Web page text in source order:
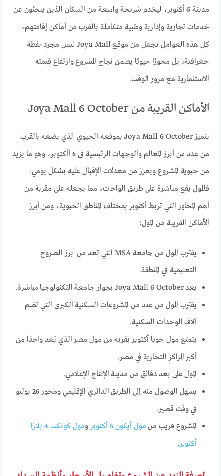
مدينة 6 أكتوبر، ليخدم شريحة واسعة من السكان الذين يبحثون عن
خدمات تجارية وإدارية وطبية متكاملة بالقرب من أماكن إقامتهم،
كل هذه العوامل تجعل من موقع Joya Mall ليس مجرد نقطة
جغرافية، بل محورًا حيويًا يضمن نجاح المشروع وارتفاع قيمته
الاستثمارية مع مرور الوقت.
الأماكن القريبة من Joya Mall 6 October
يتميز Joya Mall 6 October بموقعه الحيوي الذي يضعه بالقرب
من عدد من أبرز المعالم والوجهات الرئيسية في 6 أأكتوبر، وهو ما يزيد
من حيوية المشروع ويعزز من معدلات الإقبال عليه بشكل يومي.
فالمول يقع مباشرة على طريق الواحات، مما يجعله على مقربة من
أهم المحاور التي تربط أكتوبر بمختلف المناطق الحيوية، ومن أبرز
الأماكن القريبة من المول:
يقترب المول من جامعة MSA التي تعد من أبرز الصروح
التعليمية في المنطقة.
يعد Joya Mall 6 October بجوار جامعة التكنولوجيا مباشرة.
يقترب المول من عدد من المشروعات السكنية الكبرى التي تضم
آلاف الوحدات السكنية.
يتمتع مول جويا أكتوبر بقربه من مول مصر الذي يُعد واحدًا من
أكبر المراكز التجارية في مصر.
المول على بعد دقائق من مدينة الإنتاج الإعلامي.
يسهل الوصول منه إلى الطريق الدائري الإقليمي ومحور 26 يوليو
في وقت قصير.
المشروع قريب من مول أيكون 6 أكتوبر و
مول كونكت 4 بلازا
أكتوبر.